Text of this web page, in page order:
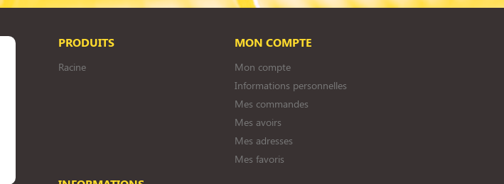
PRODUITS
Racine
MON COMPTE
Mon compte
Informations personnelles
Mes commandes
Mes avoirs
Mes adresses
Mes favoris